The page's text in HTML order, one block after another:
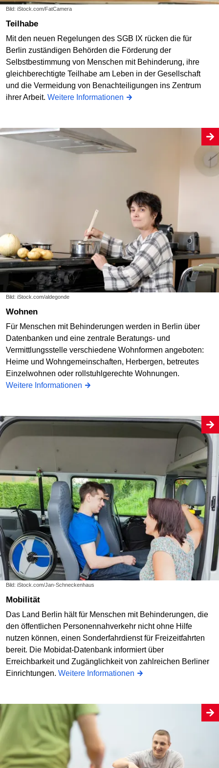
Bild: iStock.com/FatCamera
Teilhabe
Mit den neuen Regelungen des SGB IX rücken die für
Berlin zuständigen Behörden die Förderung der
Selbstbestimmung von Menschen mit Behinderung, ihre
gleichberechtigte Teilhabe am Leben in der Gesellschaft
und die Vermeidung von Benachteiligungen ins Zentrum
ihrer Arbeit. Weitere Informationen
Bild: iStock.com/aldegonde
Wohnen
Für Menschen mit Behinderungen werden in Berlin über
Datenbanken und eine zentrale Beratungs- und
Vermittlungsstelle verschiedene Wohnformen angeboten:
Heime und Wohngemeinschaften, Herbergen, betreutes
Einzelwohnen oder rollstuhlgerechte Wohnungen.
Weitere Informationen
Bild: iStock.com/Jan-Schneckenhaus
Mobilität
Das Land Berlin hält für Menschen mit Behinderungen, die
den öffentlichen Personennahverkehr nicht ohne Hilfe
nutzen können, einen Sonderfahrdienst für Freizeitfahrten
bereit. Die Mobidat-Datenbank informiert über
Erreichbarkeit und Zugänglichkeit von zahlreichen Berliner
Einrichtungen. Weitere Informationen